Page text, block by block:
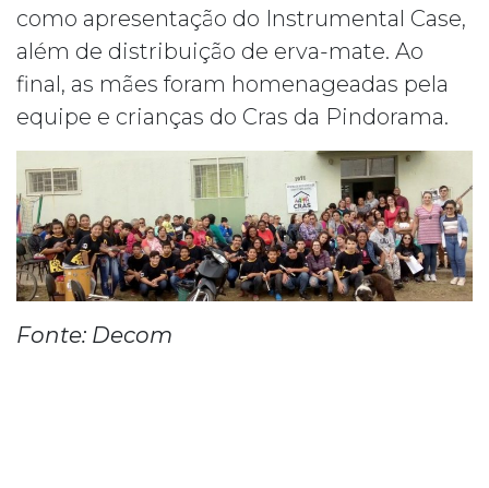
como apresentação do Instrumental Case,
além de distribuição de erva-mate. Ao
final, as mães foram homenageadas pela
equipe e crianças do Cras da Pindorama.
Fonte: Decom